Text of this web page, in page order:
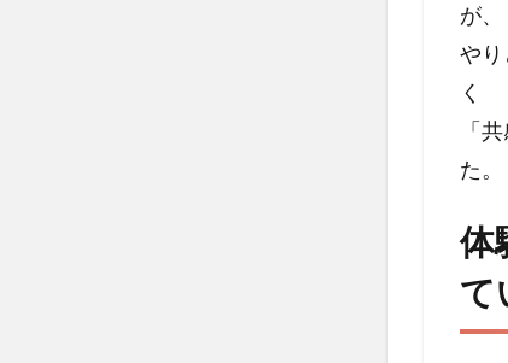
3
体
シ
経験
の
う
が、
や
く
「
た。
体
て